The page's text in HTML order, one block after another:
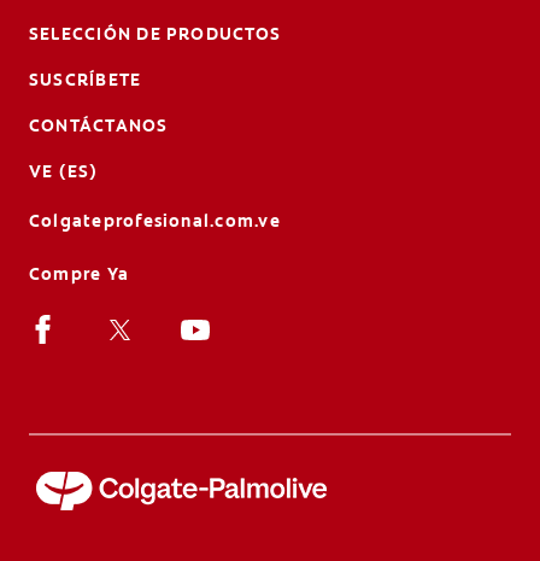
SELECCIÓN DE PRODUCTOS
SUSCRÍBETE
CONTÁCTANOS
VE (ES)
Colgateprofesional.com.ve
Compre Ya